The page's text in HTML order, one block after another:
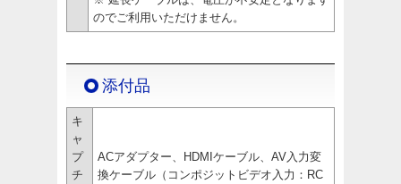
のでご利用いただけません。
添付品
キ
ャ
プ
チ
ACアダプター、HDMIケーブル、AV入力変
換ケーブル（コンポジットビデオ入力：RC